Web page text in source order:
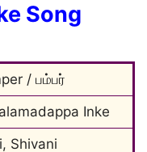
Song
/ பம்பர்
Inke
Shivani